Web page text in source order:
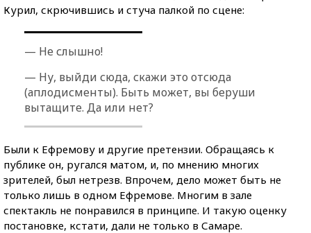
Курил, скрючившись и стуча палкой по сцене:
— Не слышно!
— Ну, выйди сюда, скажи это отсюда
(аплодисменты). Быть может, вы беруши
вытащите. Да или нет?
Были к Ефремову и другие претензии. Обращаясь к
публике он, ругался матом, и, по мнению многих
зрителей, был нетрезв. Впрочем, дело может быть не
только лишь в одном Ефремове. Многим в зале
спектакль не понравился в принципе. И такую оценку
постановке, кстати, дали не только в Самаре.